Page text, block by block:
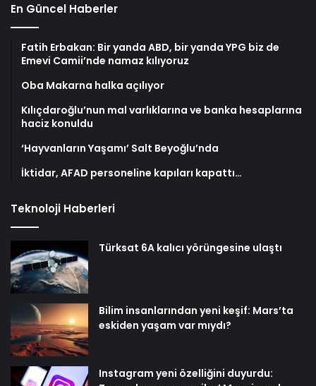
En Güncel Haberler
Fatih Erbakan: Bir yanda ABD, bir yanda YPG biz de
Emevi Camii’nde namaz kılıyoruz
Oba Makarna halka açılıyor
Kılıçdaroğlu’nun mal varlıklarına ve banka hesaplarına
haciz konuldu
‘Hayvanların Yaşamı’ Salt Beyoğlu’nda
İktidar, AFAD personeline kapıları kapattı…
Teknoloji Haberleri
Türksat 6A kalıcı yörüngesine ulaştı
Bilim insanlarından yeni keşif: Mars’ta
eskiden yaşam var mıydı?
Instagram yeni özelliğini duyurdu: